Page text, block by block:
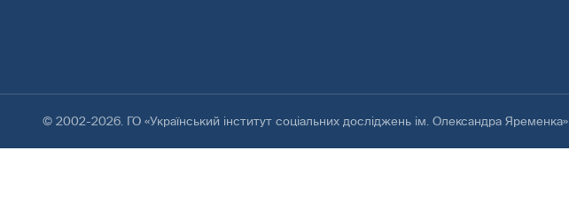
© 2002-2026. ГО «Український інститут соціальних досліджень ім. Олександра Яременка»